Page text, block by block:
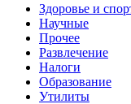
Здоровье и
Научные
Прочее
Развлечение
Налоги
Образование
Утилиты